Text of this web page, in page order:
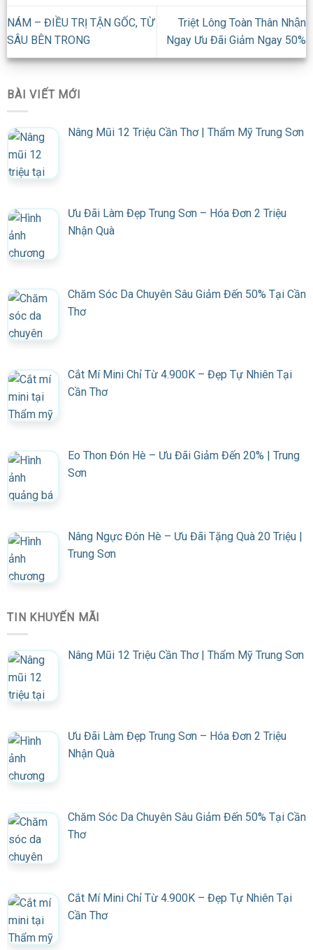
NÁM – ĐIỀU TRỊ TẬN GỐC, TỪ
SÂU BÊN TRONG
Triệt Lông Toàn Thân Nhận
Ngay Ưu Đãi Giảm Ngay 50%
BÀI VIẾT MỚI
Nâng Mũi 12 Triệu Cần Thơ | Thẩm Mỹ Trung Sơn
Ưu Đãi Làm Đẹp Trung Sơn – Hóa Đơn 2 Triệu
Nhận Quà
Chăm Sóc Da Chuyên Sâu Giảm Đến 50% Tại Cần
Thơ
Cắt Mí Mini Chỉ Từ 4.900K – Đẹp Tự Nhiên Tại
Cần Thơ
Eo Thon Đón Hè – Ưu Đãi Giảm Đến 20% | Trung
Sơn
Nâng Ngực Đón Hè – Ưu Đãi Tặng Quà 20 Triệu |
Trung Sơn
TIN KHUYẾN MÃI
Nâng Mũi 12 Triệu Cần Thơ | Thẩm Mỹ Trung Sơn
Ưu Đãi Làm Đẹp Trung Sơn – Hóa Đơn 2 Triệu
Nhận Quà
Chăm Sóc Da Chuyên Sâu Giảm Đến 50% Tại Cần
Thơ
Cắt Mí Mini Chỉ Từ 4.900K – Đẹp Tự Nhiên Tại
Cần Thơ